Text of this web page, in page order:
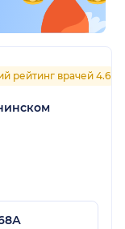
рейтинг врачей 4.6